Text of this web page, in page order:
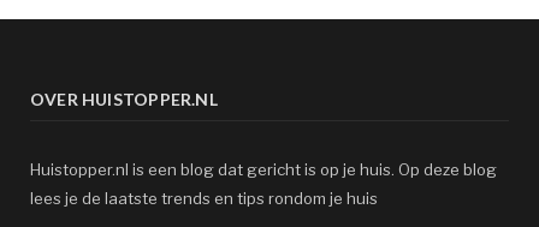
OVER HUISTOPPER.NL
Huistopper.nl is een blog dat gericht is op je huis. Op deze blog
lees je de laatste trends en tips rondom je huis